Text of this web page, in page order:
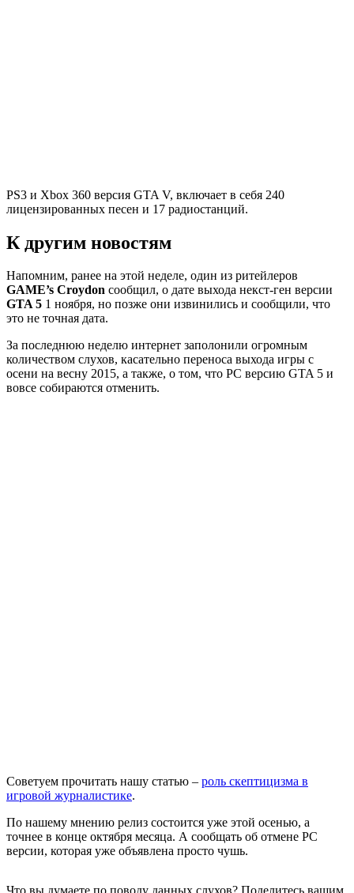
PS3 и Xbox 360 версия GTA V, включает в себя 240
лицензированных песен и 17 радиостанций.
К другим новостям
Напомним, ранее на этой неделе, один из ритейлеров
GAME’s Croydon сообщил, о дате выхода некст-ген версии
GTA 5 1 ноября, но позже они извинились и сообщили, что
это не точная дата.
За последнюю неделю интернет заполонили огромным
количеством слухов, касательно переноса выхода игры с
осени на весну 2015, а также, о том, что PC версию GTA 5 и
вовсе собираются отменить.
Советуем прочитать нашу статью – роль скептицизма в
игровой журналистике.
По нашему мнению релиз состоится уже этой осенью, а
точнее в конце октября месяца. А сообщать об отмене PC
версии, которая уже объявлена просто чушь.